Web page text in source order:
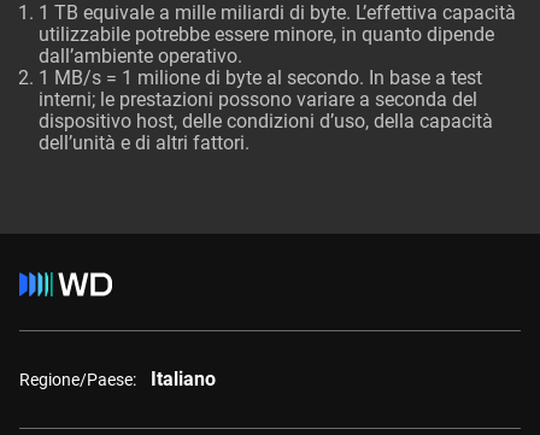
1 TB equivale a mille miliardi di byte. L’effettiva capacità
utilizzabile potrebbe essere minore, in quanto dipende
dall’ambiente operativo.
1 MB/s = 1 milione di byte al secondo. In base a test
interni; le prestazioni possono variare a seconda del
dispositivo host, delle condizioni d’uso, della capacità
dell’unità e di altri fattori.
Regione/Paese: Italiano